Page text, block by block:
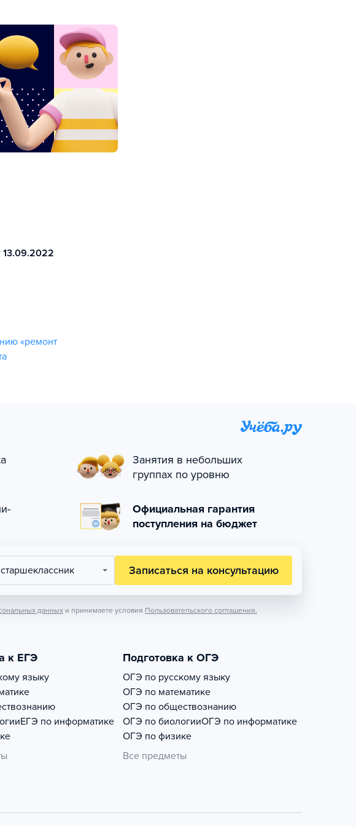
13.09.2022
«ремонт
Занятия в небольших
группах по уровню
Официальная гарантия
поступления на бюджет
Я старшеклассник Записаться на консультацию
данных и принимаете условия Пользовательского соглашения.
к ЕГЭ
языку
ЕГЭ по информатике
Подготовка к ОГЭ
ОГЭ по русскому языку
ОГЭ по математике
ОГЭ по обществознанию
ОГЭ по биологииОГЭ по информатике
ОГЭ по физике
Все предметы